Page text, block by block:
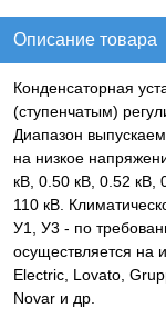
Описание товара
Конденсаторная
(ступенчатым)
Диапазон
на низкое
кВ, 0.50 кВ, 0.52 кВ,
110 кВ.
У1, У3 - по
осуществляется на
Electric, Lovato,
Novar и др.